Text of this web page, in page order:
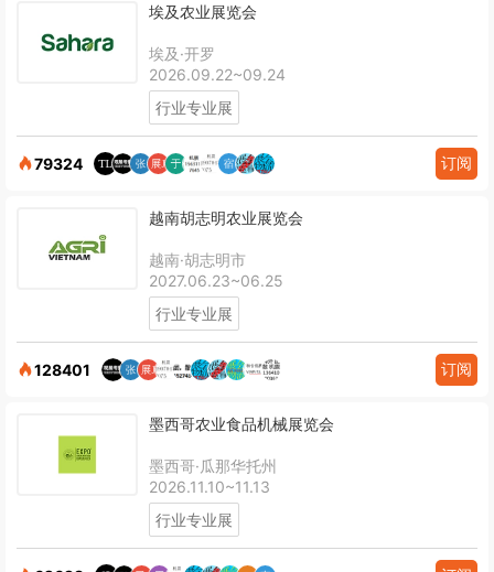
埃及农业展览会
埃及·开罗
2026.09.22~09.24
行业专业展
79324 订阅
越南胡志明农业展览会
越南·胡志明市
2027.06.23~06.25
行业专业展
128401 订阅
墨西哥农业食品机械展览会
墨西哥·瓜那华托州
2026.11.10~11.13
行业专业展